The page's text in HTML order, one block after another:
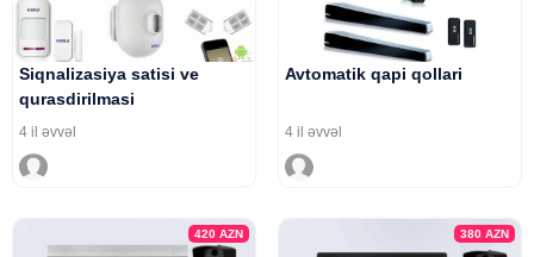
Siqnalizasiya satisi ve
qurasdirilmasi
4 il əvvəl
Avtomatik qapi qollari
4 il əvvəl
420AZN 380 AZN